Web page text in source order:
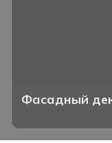
Фасадный